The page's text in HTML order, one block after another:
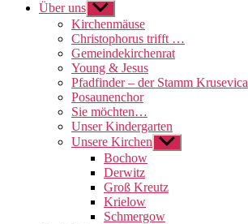
Über uns Untermenü
anzeigen
Kirchenmäuse
Christophorus trifft …
Gemeindekirchenrat
Young & Jesus
Pfadfinder – der Stamm Krusevica
Posaunenchor
Sie möchten…
Unser Kindergarten
Unsere Kirchen Untermenü
anzeigen
Bochow
Derwitz
Groß Kreutz
Krielow
Schmergow